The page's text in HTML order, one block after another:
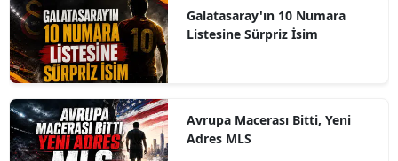
Galatasaray'ın 10 Numara
Listesine Sürpriz İsim
Avrupa Macerası Bitti, Yeni
Adres MLS